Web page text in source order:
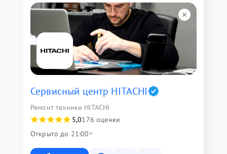
Сервисный центр HITACHI
Ремонт техники HITACHI
5,0176 оценки
Открыто до 21:00